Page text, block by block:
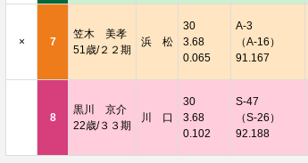
× 7
笠木 美孝
51歳/２２期
浜 松
30
3.68
0.065
A-3
（A-16）
91.167
8
黒川 京介
22歳/３３期
川 口
30
3.68
0.102
S-47
（S-26）
92.188